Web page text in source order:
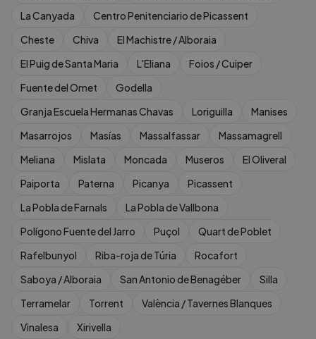
La Canyada
Centro Penitenciario de Picassent
Cheste
Chiva
El Machistre / Alboraia
El Puig de Santa Maria
L'Eliana
Foios / Cuiper
Fuente del Omet
Godella
Granja Escuela Hermanas Chavas
Loriguilla
Manises
Masarrojos
Masías Massalfassar
Massamagrell
Meliana
Mislata Moncada Museros
El Oliveral
Paiporta
Paterna Picanya
Picassent
La Pobla de Farnals
La Pobla de Vallbona
Polígono Fuente del Jarro
Puçol
Quart de Poblet
Rafelbunyol
Riba-roja de Túria
Rocafort
Saboya / Alboraia
San Antonio de Benagéber
Silla
Terramelar
Torrent
València / Tavernes Blanques
Vinalesa
Xirivella